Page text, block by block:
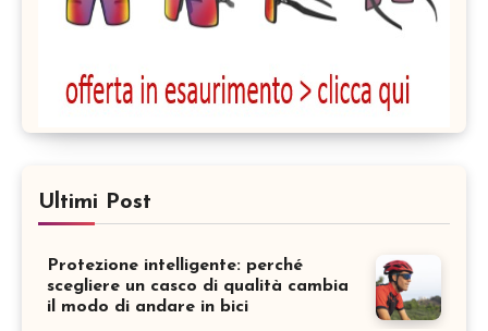
Ultimi Post
Protezione intelligente: perché
scegliere un casco di qualità cambia
il modo di andare in bici